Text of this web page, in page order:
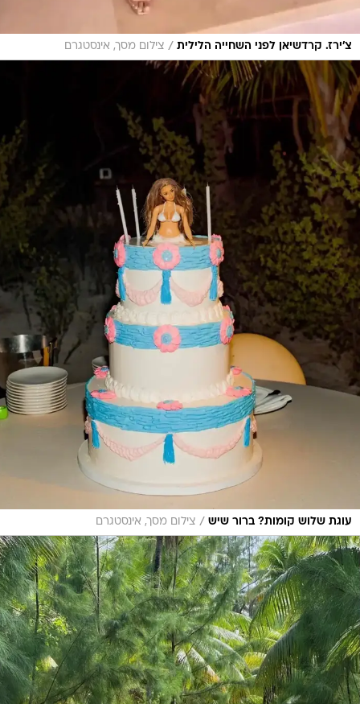
צ'ירז. קרדשיאן לפני השחייה הלילית / צילום מסך, אינסטגרם
עוגת שלוש קומות? ברור שיש / צילום מסך, אינסטגרם